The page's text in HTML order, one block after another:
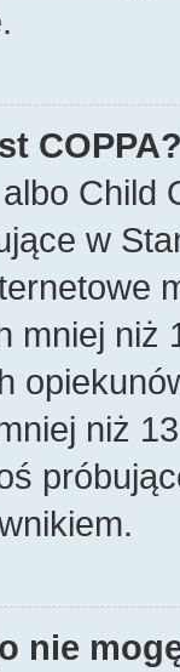
COPPA?
Child
w
mniej niż
niż
nie